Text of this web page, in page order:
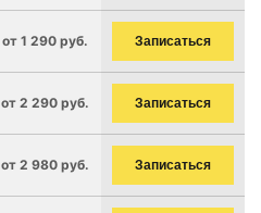
от 1 290 руб. Записаться
от 2 290 руб. Записаться
от 2 980 руб. Записаться